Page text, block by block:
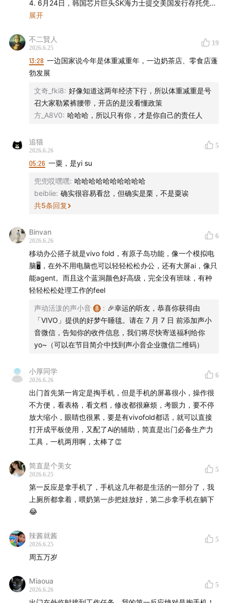
孵化新鲜零食店型。绝味食品、永辉超市，还有量贩式零
入局的新鲜零食店，卖的究竟是什么产品呢？集体涌入新
赛道背后，都有哪些原因？本期的咖啡豆回复就与之相关
05:15]。你逛过这类所谓的新鲜零食门店吗？逛商场的时
候，你更容易被什么样的食品门店吸引进去呢？在评论区
和我们一起聊聊吧。
本期还有关于短剧、娃哈哈、一点点和 SK 海力士的新动
01:29]，欢迎收听！
Mengyi
幕后制作
监制：Zelin、Stella
实习研究员：雷普利
声音设计：沁茗
封面设计：饭团
营销内容策划：beibei
商务合作：声动早咖啡等节目商业合作持续招募中，点击
business@shengfm.cn 联系我们；
加入我们：声动活泼目前开放内容监制、商业发展等全职
细岗位信息与申请方式，请点击链接
4. 6月24日，韩国芯片巨头SK海力士提交美国发行存托凭证
上市申请，计划募资近300亿美元，资金用于采购设备和扩
5. 为什么新入局的各路玩家们都格外强调“新鲜零食”概念：
①新鲜零食是一个听起来就要健康不少的食品赛道。
②新鲜零食没有明确的定义标准。
6. 跨界玩家的老本行都遭遇哪些挑战：
①炒货行业（一栗、金粒门、薛记炒货）长期被吐槽是价格
刺客，只能放缓开店并下调售价。
②传统零食品牌（三只松鼠、好想你、绝味等）研发的网红
③具备研发能力的商超渠道（山姆、盒马等）发力自有食
品，价格竞争激烈，高额营销模式难以为继。
④传统大卖场（永辉超市）强化选品能力，取消供应商进场
⑤加盟式量贩零食店进入行业整合期，营收增速放缓，从价
格战抢夺顾客模式逐步转向商品差异化和供应链的建设比
拼。
品控和价格的“不可能三角”问题。
展开
不二賢人
2026.6.25
19
13:28 一边国家说今年是体重减重年，一边奶茶店、零食店蓬
勃发展
文奇_fki8: 好像知道这两年经济下行，所以体重减重是号
召大家勒紧裤腰带，开店的是没看懂政策
方_A8V0: 哈哈哈，所以只有你，才是你自己的责任人
追猫
2026.6.26
5
05:26 一粟，是yi su
兜兜哎嘿嘿: 哈哈哈哈哈哈哈哈哈哈
beibiie: 确实很容易看岔，但确实是栗，不是粟诶
共5条回复
Binvan
2026.6.26
6
移动办公搭子就是vivo fold，有原子岛功能，像一个模拟电
脑🖥️，在外不用电脑也可以轻轻松松办公，还有大屏ai，像只
能agent。而且这个蓝洞颜色好高级，完全没有班味，有种
轻轻松松处理工作的feel
声动活泼的声小音 : 🎉幸运的听友，恭喜你获得由
「VIVO」提供的好梦午睡毯。请在 7 月 7 日 前添加声小
音微信，告知你的收件信息，我们将尽快寄送福利给你
yo~（可以在节目简介中找到声小音企业微信二维码）
小厚同学
2026.6.26
6
出门首先第一肯定是掏手机，但是手机的屏幕很小，操作很
不方便，看表格，看文档，修改都很麻烦，考眼力，要不停
放大缩小，眼睛也很累，要是有vivofold都话，就可以直接
打开成平板使用，又配了Ai的辅助，简直是出门必备生产力
工具，一机两用啊，太棒了👏
简直是个美女
2026.6.25
5
第一反应是拿手机了，手机这几年都是生活的一部分了，我
上厕所都拿着，喂奶第一步把娃放好，第二步拿手机在躺下
😂
辣酱就酱
2026.6.25
5
周五万岁
Miaoua
2026.6.26
5